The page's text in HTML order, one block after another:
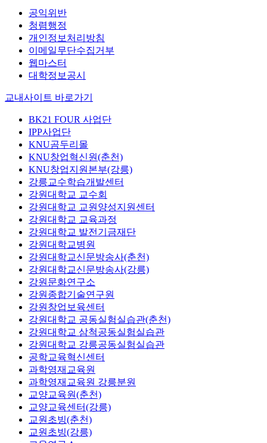
공익위반
청렴행정
개인정보처리방침
이메일무단수집거부
웹마스터
대학정보공시
교내사이트 바로가기
BK21 FOUR 사업단
IPP사업단
KNU곰두리몰
KNU창업혁신원(춘천)
KNU창업지원본부(강릉)
강릉교수학습개발센터
강원대학교 교수회
강원대학교 교원양성지원센터
강원대학교 교육과정
강원대학교 발전기금재단
강원대학교병원
강원대학교신문방송사(춘천)
강원대학교신문방송사(강릉)
강원문화연구소
강원종합기술연구원
강원창업보육센터
강원대학교 공동실험실습관(춘천)
강원대학교 삼척공동실험실습관
강원대학교 강릉공동실험실습관
공학교육혁신센터
과학영재교육원
과학영재교육원 강릉분원
교양교육원(춘천)
교양교육센터(강릉)
교원초빙(춘천)
교원초빙(강릉)